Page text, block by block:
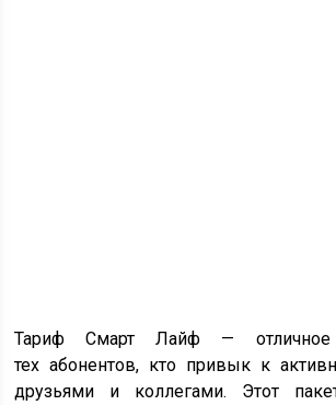
Тариф Смарт Лайф —
тех абонентов, кто привык к
друзьями и коллегами. Этот